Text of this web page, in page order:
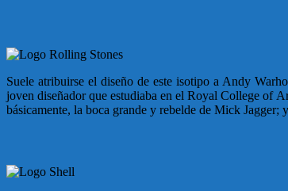
Suele atribuirse el diseño de este isotipo a Andy
joven diseñador que estudiaba en el Royal College of
básicamente, la boca grande y rebelde de Mick Jagger;